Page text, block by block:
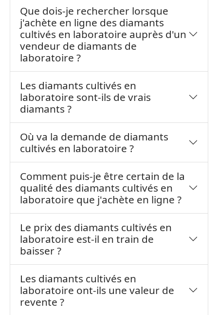
Que dois-je rechercher lorsque
j'achète en ligne des diamants
cultivés en laboratoire auprès d'un
vendeur de diamants de
laboratoire ?
Les diamants cultivés en
laboratoire sont-ils de vrais
diamants ?
Où va la demande de diamants
cultivés en laboratoire ?
Comment puis-je être certain de la
qualité des diamants cultivés en
laboratoire que j'achète en ligne ?
Le prix des diamants cultivés en
laboratoire est-il en train de
baisser ?
Les diamants cultivés en
laboratoire ont-ils une valeur de
revente ?